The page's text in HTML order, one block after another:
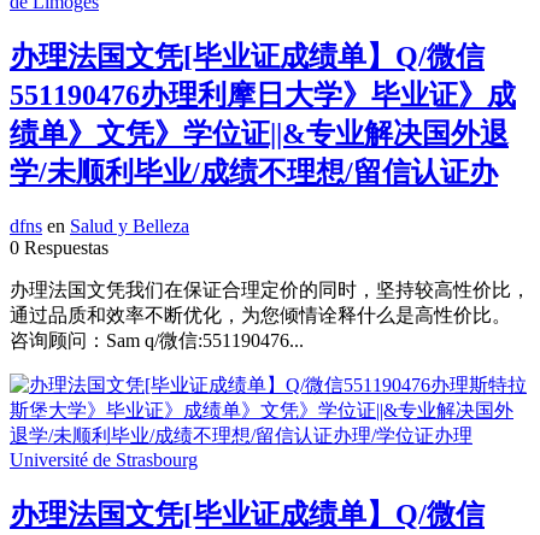
办理法国文凭[毕业证成绩单】Q/微信
551190476办理利摩日大学》毕业证》成
绩单》文凭》学位证||&专业解决国外退
学/未顺利毕业/成绩不理想/留信认证办
dfns en Salud y Belleza
0 Respuestas
办理法国文凭我们在保证合理定价的同时，坚持较高性价比，
通过品质和效率不断优化，为您倾情诠释什么是高性价比。
咨询顾问：Sam q/微信:551190476...
办理法国文凭[毕业证成绩单】Q/微信